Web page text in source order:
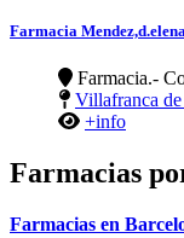
Farmacia
Farmacia.-
Villafranca
+info
Farmacias
Farmacias en